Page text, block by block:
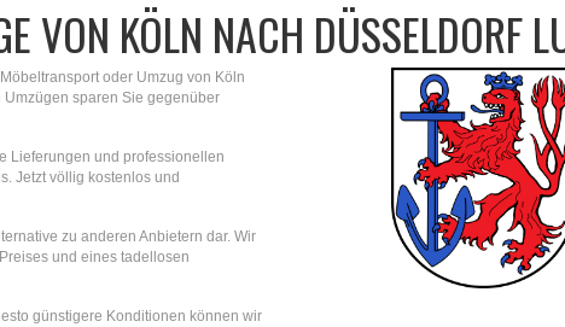
VON KÖLN NACH DÜSSELDORF
oder Umzug von Köln
sparen Sie gegenüber
Lieferungen und professionellen
Jetzt völlig kostenlos und
zu anderen Anbietern dar. Wir
und eines tadellosen
günstigere Konditionen können wir